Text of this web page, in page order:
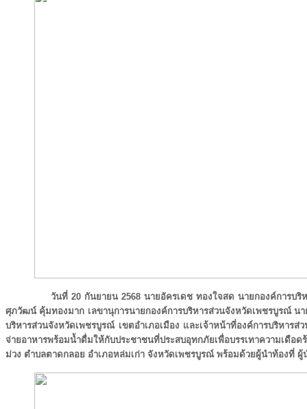
วันที่ 20 กันยายน 2568 นายอัครเดช ทองใจสด นายกองค์การบ
ศุภวัฒน์ คุ้มทองมาก เลขานุการนายกองค์การบริหารส่วนจังหวัดเพชรบูรณ์
บริหารส่วนจังหวัดเพชรบูรณ์ เขตอำเภอเมือง และเจ้าหน้าที่องค์การบริหา
จ่ายอาหารพร้อมน้ำดื่มให้กับประชาชนที่ประสบอุทกภัยเพื่อบรรเทาความเดื
ม่วง ตำบลตาดกลอย อำเภอหล่มเก่า จังหวัดเพชรบูรณ์ พร้อมด้วยผู้นำท้องที่